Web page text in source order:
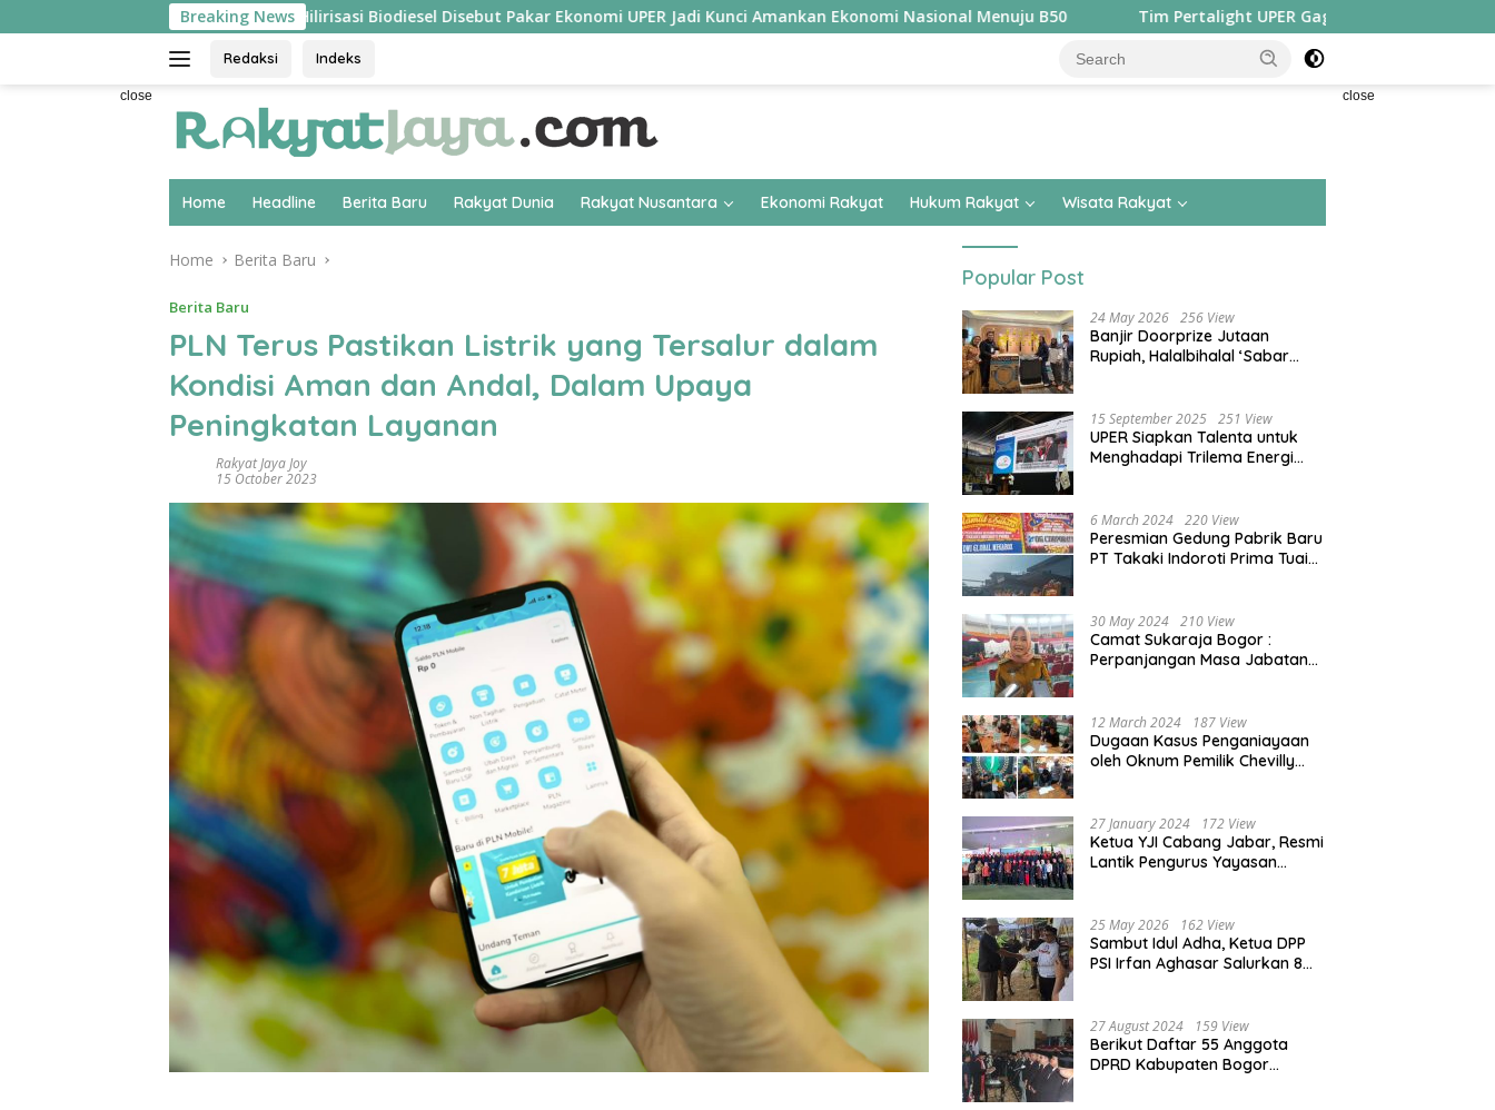
to
Breaking News
Hilirisasi Biodiesel Disebut Pakar Ekonomi UPER Jadi Kunci Amankan Ekonomi Nasional Menuju B50 Tim Pertalight UPER Gagas Solusi Hak Pejalan Kaki di Kota
Redaksi Indeks
close close
Home Headline Berita Baru Rakyat Dunia Rakyat Nusantara Ekonomi Rakyat Hukum Rakyat Wisata Rakyat
Home Berita Baru
Berita Baru
PLN Terus Pastikan Listrik yang Tersalur dalam
Kondisi Aman dan Andal, Dalam Upaya
Peningkatan Layanan
Rakyat Jaya Joy
15 October 2023
Popular Post
24 May 2026 256 View
Banjir Doorprize Jutaan
Rupiah, Halalbihalal ‘Sabar
15 September 2025 251 View
UPER Siapkan Talenta untuk
Menghadapi Trilema Energi
Beasiswa 30% di 2025
6 March 2024 220 View
Peresmian Gedung Pabrik Baru
PT Takaki Indoroti Prima Tuai
30 May 2024 210 View
Camat Sukaraja Bogor :
Perpanjangan Masa Jabatan
yang Besar
12 March 2024 187 View
Dugaan Kasus Penganiayaan
oleh Oknum Pemilik Chevilly
Berakhir Damai
27 January 2024 172 View
Ketua YJI Cabang Jabar, Resmi
Lantik Pengurus Yayasan
25 May 2026 162 View
Sambut Idul Adha, Ketua DPP
PSI Irfan Aghasar Salurkan 8
27 August 2024 159 View
Berikut Daftar 55 Anggota
DPRD Kabupaten Bogor